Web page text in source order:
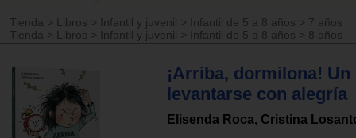
Tienda > Libros > Infantil y juvenil > Infantil de 5 a 8 años > 7 años
Tienda
> Libros > Infantil y juvenil > Infantil de 5 a 8 años > 8 años
¡Arriba, dormilona!
levantarse con alegría
Elisenda Roca, Cristina